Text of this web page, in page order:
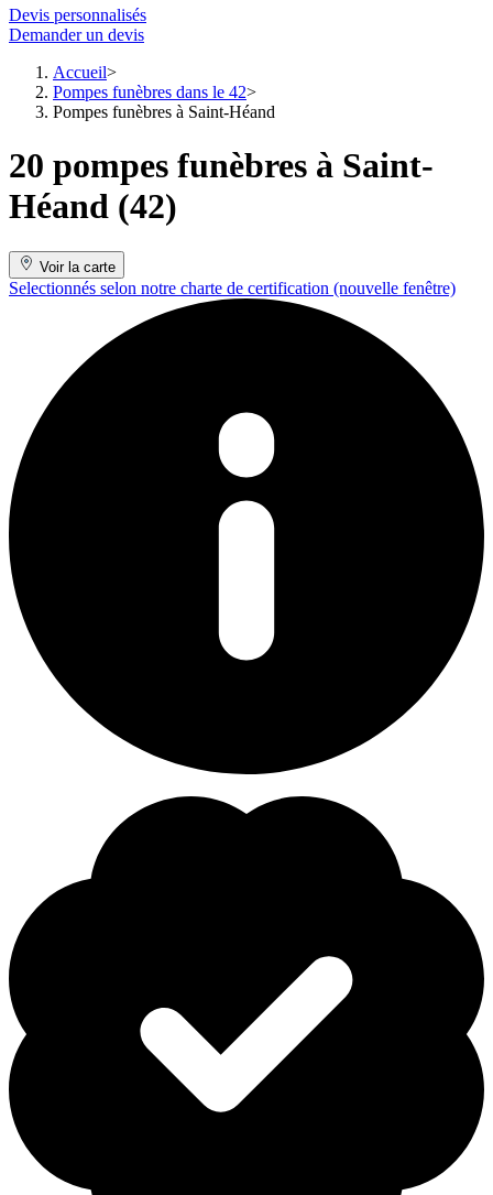
Devis personnalisés
Demander un devis
Accueil
Pompes funèbres dans le 42
Pompes funèbres à Saint-Héand
20 pompes funèbres à Saint-
Héand (42)
Voir la carte
Selectionnés selon notre charte de certification (nouvelle fenêtre)